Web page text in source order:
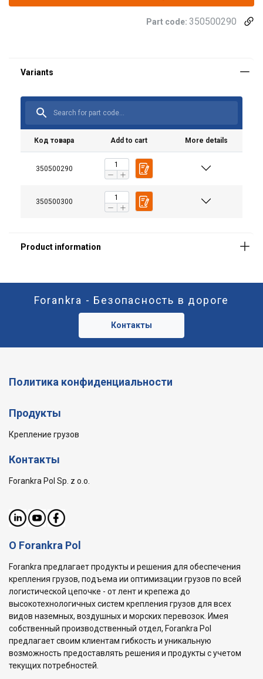
Part code: 350500290
Код товара Add to cart More details
350500290
350500300
Forankra - Безопасность в дороге
Контакты
Политика конфиденциальности
Продукты
Крепление грузов
Контакты
Forankra Pol Sp. z o.o.
О Forankra Pol
Forankra предлагает продукты и решения для обеспечения
крепления грузов, подъема ии оптимизации грузов по всей
логистической цепочке - от лент и крепежа до
высокотехнологичных систем крепления грузов для всех
видов наземных, воздушных и морских перевозок. Имея
собственный производственный отдел, Forankra Pol
предлагает своим клиентам гибкость и уникальную
возможность предоставлять решения и продукты с учетом
текущих потребностей.